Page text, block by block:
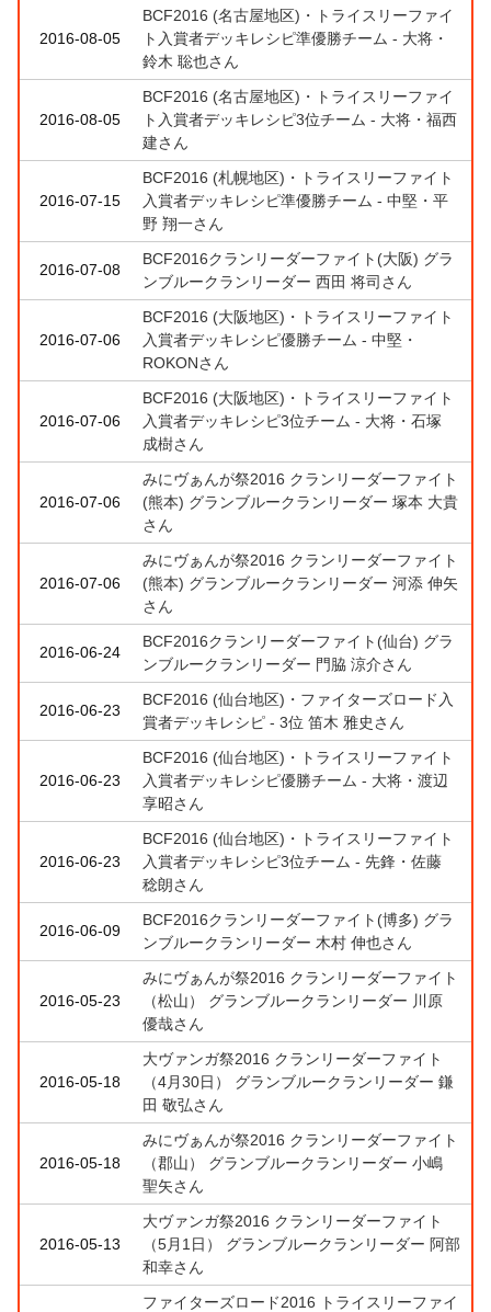
2016-08-05
BCF2016 (名古屋地区)・トライスリーファイ
ト入賞者デッキレシピ準優勝チーム - 大将・
鈴木 聡也さん
2016-08-05
BCF2016 (名古屋地区)・トライスリーファイ
ト入賞者デッキレシピ3位チーム - 大将・福西
建さん
2016-07-15
BCF2016 (札幌地区)・トライスリーファイト
入賞者デッキレシピ準優勝チーム - 中堅・平
野 翔一さん
2016-07-08
BCF2016クランリーダーファイト(大阪) グラ
ンブルークランリーダー 西田 将司さん
2016-07-06
BCF2016 (大阪地区)・トライスリーファイト
入賞者デッキレシピ優勝チーム - 中堅・
ROKONさん
2016-07-06
BCF2016 (大阪地区)・トライスリーファイト
入賞者デッキレシピ3位チーム - 大将・石塚
成樹さん
2016-07-06
みにヴぁんが祭2016 クランリーダーファイト
(熊本) グランブルークランリーダー 塚本 大貴
さん
2016-07-06
みにヴぁんが祭2016 クランリーダーファイト
(熊本) グランブルークランリーダー 河添 伸矢
さん
2016-06-24
BCF2016クランリーダーファイト(仙台) グラ
ンブルークランリーダー 門脇 涼介さん
2016-06-23
BCF2016 (仙台地区)・ファイターズロード入
賞者デッキレシピ - 3位 笛木 雅史さん
2016-06-23
BCF2016 (仙台地区)・トライスリーファイト
入賞者デッキレシピ優勝チーム - 大将・渡辺
享昭さん
2016-06-23
BCF2016 (仙台地区)・トライスリーファイト
入賞者デッキレシピ3位チーム - 先鋒・佐藤
稔朗さん
2016-06-09
BCF2016クランリーダーファイト(博多) グラ
ンブルークランリーダー 木村 伸也さん
2016-05-23
みにヴぁんが祭2016 クランリーダーファイト
（松山） グランブルークランリーダー 川原
優哉さん
2016-05-18
大ヴァンガ祭2016 クランリーダーファイト
（4月30日） グランブルークランリーダー 鎌
田 敬弘さん
2016-05-18
みにヴぁんが祭2016 クランリーダーファイト
（郡山） グランブルークランリーダー 小嶋
聖矢さん
2016-05-13
大ヴァンガ祭2016 クランリーダーファイト
（5月1日） グランブルークランリーダー 阿部
和幸さん
ファイターズロード2016 トライスリーファイ